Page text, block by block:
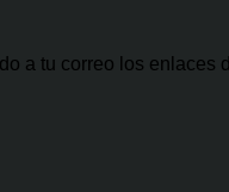
a tu correo los enlaces